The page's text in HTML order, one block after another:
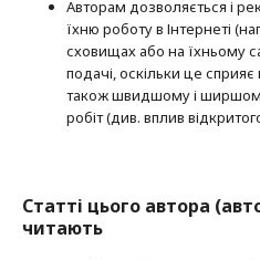
Авторам дозволяється і
їхню роботу в Інтернеті
сховищах або на їхньому
подачі, оскільки це
також швидшому і
робіт (див. вплив
Статті цього автора
читають